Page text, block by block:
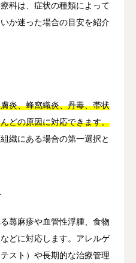
科は、症状の種類によって
か迷った場合の目安を紹介
炎、蜂窩織炎、丹毒、帯状
どの原因に対応できます。
織にある場合の第一選択と
蕁麻疹や血管性浮腫、食物
どに対応します。アレルゲ
スト）や長期的な治療管理